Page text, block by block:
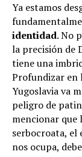
Ya estamos
identidad. No
la precisión de
tiene una
Profundizar en
Yugoslavia va
peligro de
mencionar que
serbocroata, el
nos ocupa,